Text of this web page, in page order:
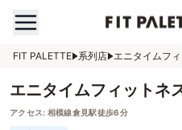
FIT PALETTE 系列店 エニタイムフ
エニタイムフィットネ
アクセス: 相模線倉見駅徒歩6分